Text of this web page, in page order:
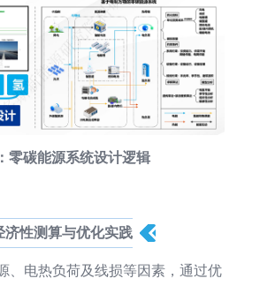
零碳能源系统设计逻辑
济性测算与优化实践
、电热负荷及线损等因素，通过优